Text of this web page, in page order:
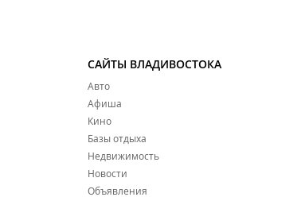
САЙТЫ ВЛАДИВОСТОКА
Авто
Афиша
Кино
Базы отдыха
Недвижимость
Новости
Объявления